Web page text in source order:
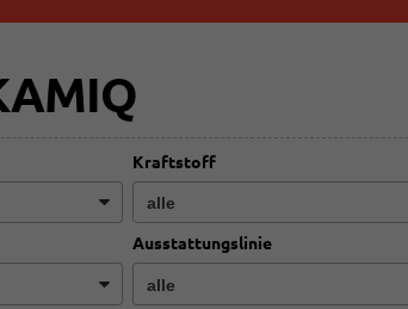
Kraftstoff
Ausstattungslinie